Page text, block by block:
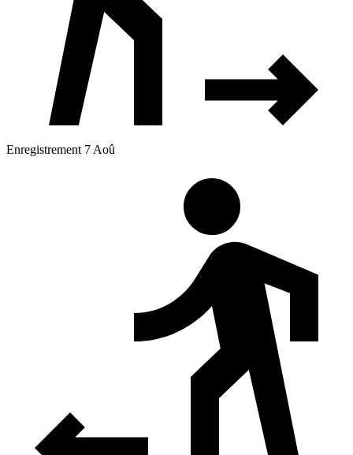
Enregistrement 7 Aoû